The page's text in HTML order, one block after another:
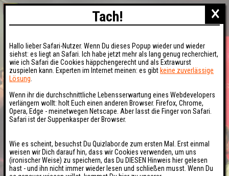
×
Tach!
Hallo lieber Safari-Nutzer. Wenn Du dieses Popup wieder und wieder
siehst: es liegt an Safari. Ich habe jetzt mehr als lang genug recherchiert,
wie ich Safari die Cookies häppchengerecht und als Extrawurst
zuspielen kann. Experten im Internet meinen: es gibt keine zuverlässige
Lösung
Wenn ihr die durchschnittliche Lebensserwartung eines Webdevelopers
verlängern wollt: holt Euch einen anderen Browser. Firefox, Chrome,
Opera, Edge - meinetwegen Netscape. Aber lasst die Finger von Safari.
Safari ist der Suppenkasper der Browser.
Wie es scheint, besuchst Du Quizlabor.de zum ersten Mal. Erst einmal
weisen wir Dich darauf hin, dass wir Cookies verwenden, um uns
(ironischer Weise) zu speichern, das Du DIESEN Hinweis hier gelesen
hast - und ihn nicht immer wieder lesen und schließen musst. Wenn Du